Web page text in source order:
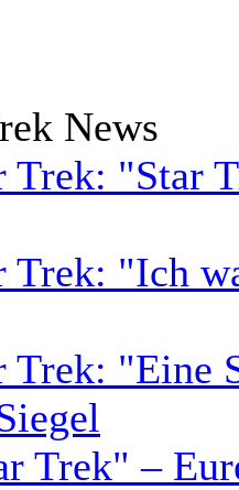
News
Trek: "Star
Trek: "Ich
Trek:
Trek" –